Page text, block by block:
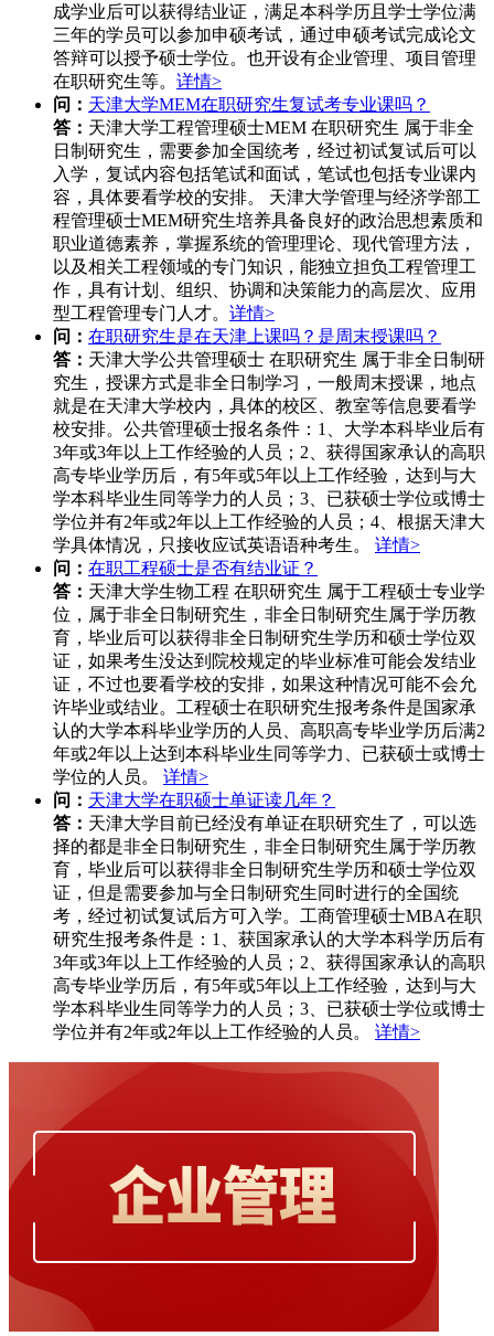
成学业后可以获得结业证，满足本科学历且学士学位满
三年的学员可以参加申硕考试，通过申硕考试完成论文
答辩可以授予硕士学位。也开设有企业管理、项目管理
在职研究生等。 详情>
问： 天津大学MEM在职研究生复试考专业课吗？
答： 天津大学工程管理硕士MEM 在职研究生 属于非全
日制研究生，需要参加全国统考，经过初试复试后可以
入学，复试内容包括笔试和面试，笔试也包括专业课内
容，具体要看学校的安排。 天津大学管理与经济学部工
程管理硕士MEM研究生培养具备良好的政治思想素质和
职业道德素养，掌握系统的管理理论、现代管理方法，
以及相关工程领域的专门知识，能独立担负工程管理工
作，具有计划、组织、协调和决策能力的高层次、应用
型工程管理专门人才。 详情>
问： 在职研究生是在天津上课吗？是周末授课吗？
答： 天津大学公共管理硕士 在职研究生 属于非全日制研
究生，授课方式是非全日制学习，一般周末授课，地点
就是在天津大学校内，具体的校区、教室等信息要看学
校安排。公共管理硕士报名条件：1、大学本科毕业后有
3年或3年以上工作经验的人员；2、获得国家承认的高职
高专毕业学历后，有5年或5年以上工作经验，达到与大
学本科毕业生同等学力的人员；3、已获硕士学位或博士
学位并有2年或2年以上工作经验的人员；4、根据天津大
学具体情况，只接收应试英语语种考生。 详情>
问： 在职工程硕士是否有结业证？
答： 天津大学生物工程 在职研究生 属于工程硕士专业学
位，属于非全日制研究生，非全日制研究生属于学历教
育，毕业后可以获得非全日制研究生学历和硕士学位双
证，如果考生没达到院校规定的毕业标准可能会发结业
证，不过也要看学校的安排，如果这种情况可能不会允
许毕业或结业。工程硕士在职研究生报考条件是国家承
认的大学本科毕业学历的人员、高职高专毕业学历后满2
年或2年以上达到本科毕业生同等学力、已获硕士或博士
学位的人员。 详情>
问： 天津大学在职硕士单证读几年？
答： 天津大学目前已经没有单证在职研究生了，可以选
择的都是非全日制研究生，非全日制研究生属于学历教
育，毕业后可以获得非全日制研究生学历和硕士学位双
证，但是需要参加与全日制研究生同时进行的全国统
考，经过初试复试后方可入学。工商管理硕士MBA在职
研究生报考条件是：1、获国家承认的大学本科学历后有
3年或3年以上工作经验的人员；2、获得国家承认的高职
高专毕业学历后，有5年或5年以上工作经验，达到与大
学本科毕业生同等学力的人员；3、已获硕士学位或博士
学位并有2年或2年以上工作经验的人员。 详情>